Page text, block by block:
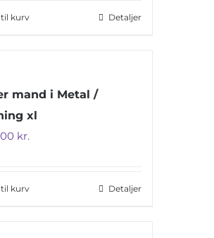
kurv Detaljer
mand i Metal /
xl
kr.
kurv Detaljer